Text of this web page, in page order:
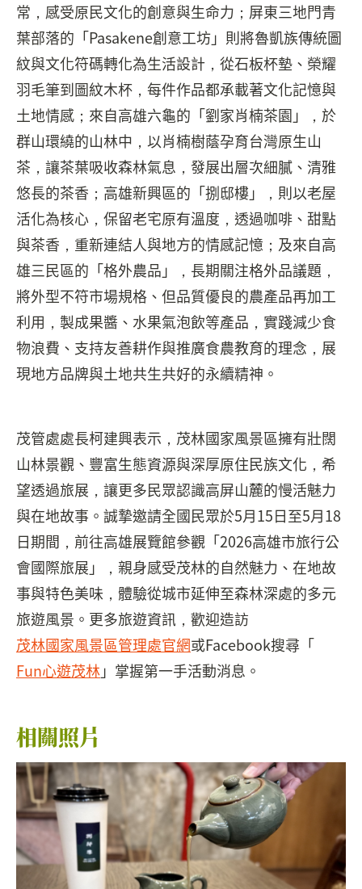
常，感受原民文化的創意與生命力；屏東三地門青
葉部落的「Pasakene創意工坊」則將魯凱族傳統圖
紋與文化符碼轉化為生活設計，從石板杯墊、榮耀
羽毛筆到圖紋木杯，每件作品都承載著文化記憶與
土地情感；來自高雄六龜的「劉家肖楠茶園」，於
群山環繞的山林中，以肖楠樹蔭孕育台灣原生山
茶，讓茶葉吸收森林氣息，發展出層次細膩、清雅
悠長的茶香；高雄新興區的「捌邸樓」，則以老屋
活化為核心，保留老宅原有溫度，透過咖啡、甜點
與茶香，重新連結人與地方的情感記憶；及來自高
雄三民區的「格外農品」，長期關注格外品議題，
將外型不符市場規格、但品質優良的農產品再加工
利用，製成果醬、水果氣泡飲等產品，實踐減少食
物浪費、支持友善耕作與推廣食農教育的理念，展
現地方品牌與土地共生共好的永續精神。
茂管處處長柯建興表示，茂林國家風景區擁有壯闊
山林景觀、豐富生態資源與深厚原住民族文化，希
望透過旅展，讓更多民眾認識高屏山麓的慢活魅力
與在地故事。誠摯邀請全國民眾於5月15日至5月18
日期間，前往高雄展覽館參觀「2026高雄市旅行公
會國際旅展」，親身感受茂林的自然魅力、在地故
事與特色美味，體驗從城市延伸至森林深處的多元
旅遊風景。更多旅遊資訊，歡迎造訪
茂林國家風景區管理處官網或Facebook搜尋「
Fun心遊茂林」掌握第一手活動消息。
相關照片